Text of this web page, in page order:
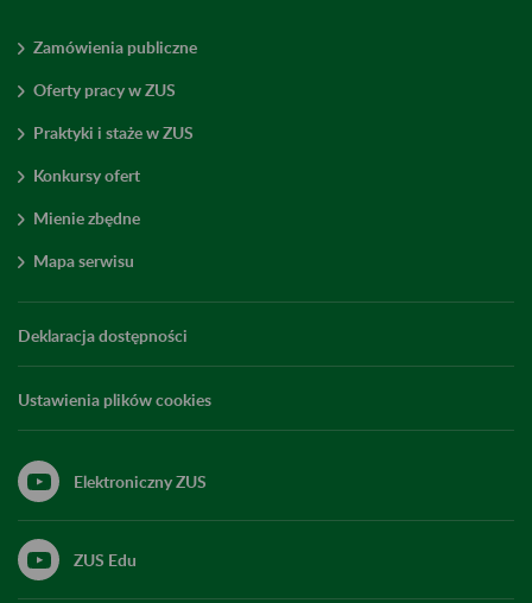
Zamówienia publiczne
Oferty pracy w ZUS
Praktyki i staże w ZUS
Konkursy ofert
Mienie zbędne
Mapa serwisu
Deklaracja dostępności
Ustawienia plików cookies
Elektroniczny ZUS
ZUS Edu